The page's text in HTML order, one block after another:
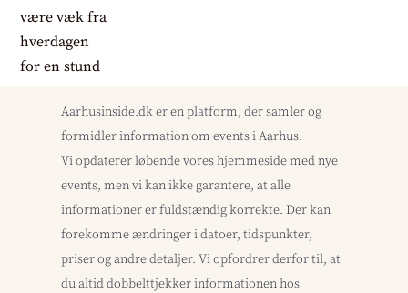
Aarhusinside.dk er en platform, der samler og
formidler information om events i Aarhus.
Vi opdaterer løbende vores hjemmeside med nye
events, men vi kan ikke garantere, at alle
informationer er fuldstændig korrekte. Der kan
forekomme ændringer i datoer, tidspunkter,
priser og andre detaljer. Vi opfordrer derfor til, at
du altid dobbelttjekker informationen hos